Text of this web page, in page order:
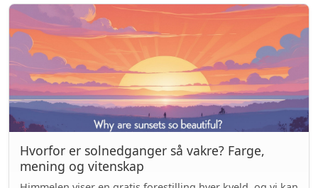
Hvorfor er solnedganger så vakre? Farge,
mening og vitenskap